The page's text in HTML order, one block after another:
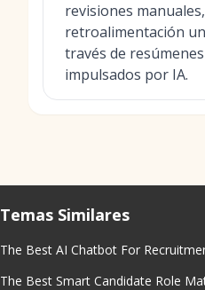
revisiones
retroalimentación
través de
impulsados por IA.
Temas Similares
The Best AI Chatbot For
The Best Smart Candidate Role